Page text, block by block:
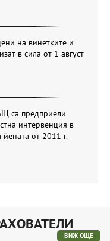
на винетките и
в сила от 1 август
са предприели
интервенция в
йената от 2011 г.
ВИЖ ОЩЕ